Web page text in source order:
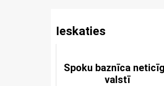
Ieskaties
Spoku baznīca
valstī